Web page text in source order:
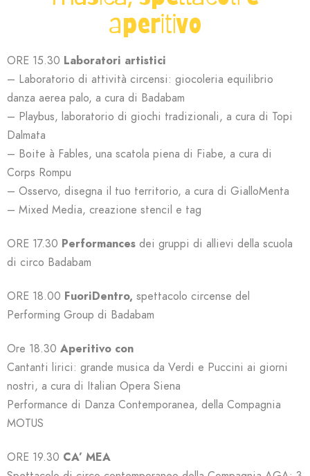
aperitivo
ORE 15.30 Laboratori artistici
– Laboratorio di attività circensi: giocoleria equilibrio
danza aerea palo, a cura di Badabam
– Playbus, laboratorio di giochi tradizionali, a cura di Topi
Dalmata
– Boite à Fables, una scatola piena di Fiabe, a cura di
Corps Rompu
– Osservo, disegna il tuo territorio, a cura di GialloMenta
– Mixed Media, creazione stencil e tag
ORE 17.30 Performances dei gruppi di allievi della scuola
di circo Badabam
ORE 18.00 FuoriDentro, spettacolo circense del
Performing Group di Badabam
Ore 18.30 Aperitivo con
Cantanti lirici: grande musica da Verdi e Puccini ai giorni
nostri, a cura di Italian Opera Siena
Performance di Danza Contemporanea, della Compagnia
MOTUS
ORE 19.30 CA’ MEA